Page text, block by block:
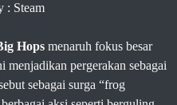
: Steam
Hops menaruh fokus besar
menjadikan pergerakan sebagai
sebagai surga “frog